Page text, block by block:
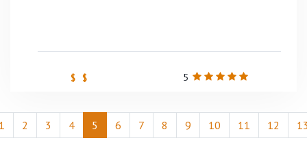
$ $ 5
2 3 4 5 6 7 8 9 10 11 12